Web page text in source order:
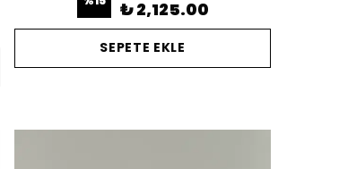
₺ 2,125.00
SEPETE EKLE